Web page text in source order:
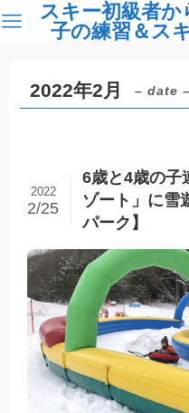
スキー初級者
子の練習＆ス
2022年2月 – date –
6歳と4歳の子
ゾート」に雪
パーク】
2022
2/25